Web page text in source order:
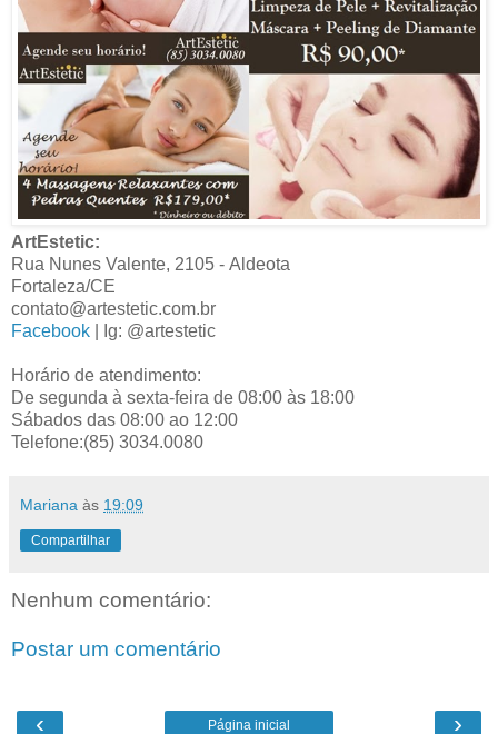
ArtEstetic:
Rua Nunes Valente, 2105 - Aldeota
Fortaleza/CE
contato@artestetic.com.br
Facebook | Ig: @artestetic
Horário de atendimento:
De segunda à sexta-feira de 08:00 às 18:00
Sábados das 08:00 ao 12:00
Telefone:(85) 3034.0080
Mariana às 19:09
Compartilhar
Nenhum comentário:
Postar um comentário
‹ ›
Página inicial